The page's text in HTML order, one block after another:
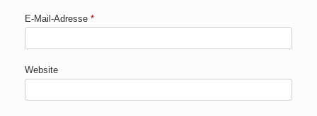
E-Mail-Adresse *
Website